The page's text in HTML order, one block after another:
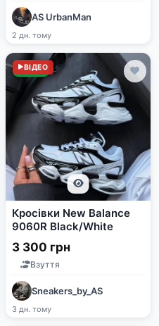
AS UrbanMan
2 дн. тому
Нове
ВІДЕО
Кросівки New Balance
9060R Black/White
3 300 грн
Взуття
Sneakers_by_AS
3 дн. тому